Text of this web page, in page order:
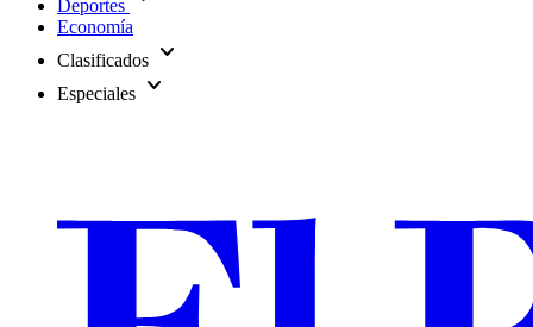
Deportes
Economía
Clasificados expand_more
Especiales expand_more